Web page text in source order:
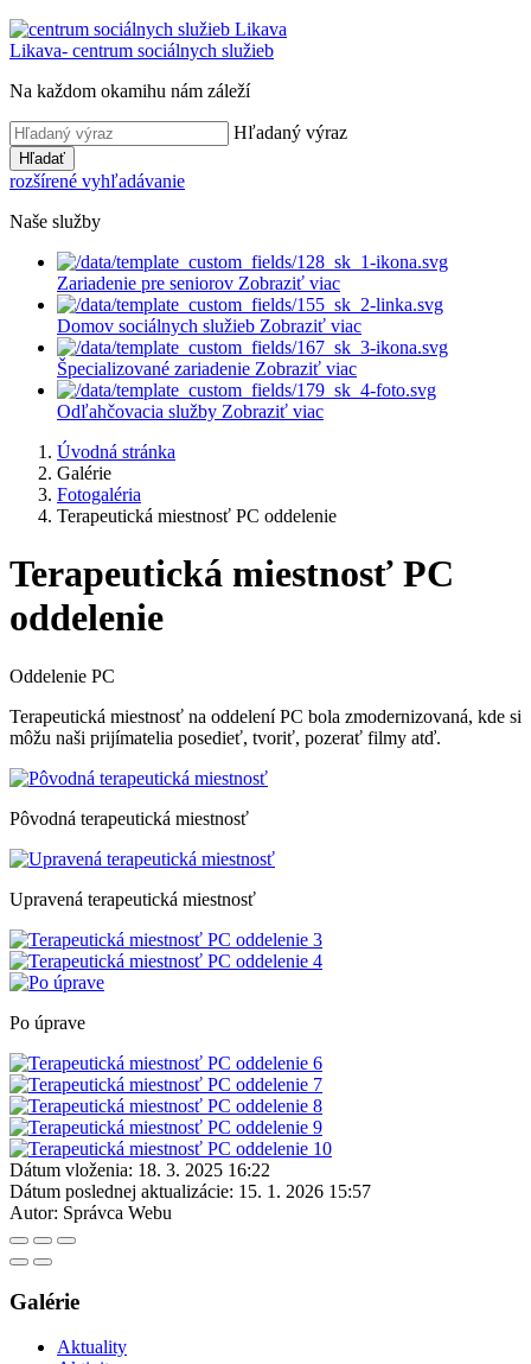
Likava- centrum sociálnych služieb
Na každom okamihu nám záleží
Hľadaný výraz
Hľadať
rozšírené vyhľadávanie
Naše služby
Zariadenie pre seniorov Zobraziť viac
Domov sociálnych služieb Zobraziť viac
Špecializované zariadenie Zobraziť viac
Odľahčovacia služby Zobraziť viac
Úvodná stránka
Galérie
Fotogaléria
Terapeutická miestnosť PC oddelenie
Terapeutická miestnosť PC
oddelenie
Oddelenie PC
Terapeutická miestnosť na oddelení PC bola zmodernizovaná, kde si
môžu naši prijímatelia posedieť, tvoriť, pozerať filmy atď.
Pôvodná terapeutická miestnosť
Upravená terapeutická miestnosť
Po úprave
Dátum vloženia: 18. 3. 2025 16:22
Dátum poslednej aktualizácie: 15. 1. 2026 15:57
Autor: Správca Webu
Galérie
Aktuality